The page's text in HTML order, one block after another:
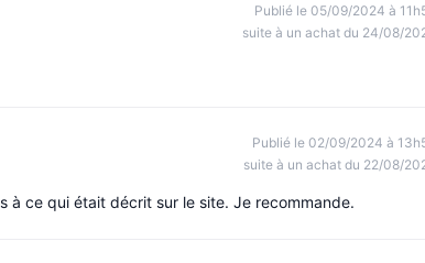
Publié le 05/09/2024 à
suite à un achat du 24/08/
Publié le 02/09/2024 à
suite à un achat du 22/08/
à ce qui était décrit sur le site. Je recommande.